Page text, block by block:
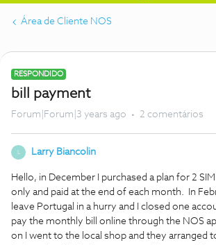
Área de Cliente NOS
RESPONDIDO
bill payment
Forum|Forum|3 years ago 2 comentários
Larry Biancolin
Hello, in December I purchased a plan for 2
only and paid at the end of each month. In
leave Portugal in a hurry and I closed one
pay the monthly bill online through the NOS
on I went to the local shop and they arranged